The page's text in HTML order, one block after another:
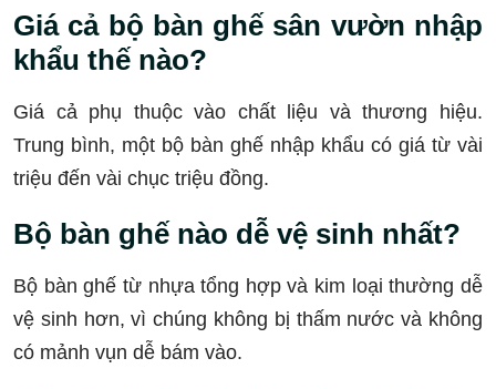
Giá cả bộ bàn ghế sân vườn nhập
khẩu thế nào?
Giá cả phụ thuộc vào chất liệu và thương hiệu.
Trung bình, một bộ bàn ghế nhập khẩu có giá từ vài
triệu đến vài chục triệu đồng.
Bộ bàn ghế nào dễ vệ sinh nhất?
Bộ bàn ghế từ nhựa tổng hợp và kim loại thường dễ
vệ sinh hơn, vì chúng không bị thấm nước và không
có mảnh vụn dễ bám vào.